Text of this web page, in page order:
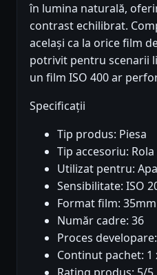
în lumina naturală,
contrast echilibrat.
același ca la orice film
potrivit pentru scenarii
un film ISO 400 ar
Specificații
Tip produs: Piesa
Tip accesoriu:
Utilizat pentru:
Sensibilitate: ISO
Format film:
Număr cadre: 36
Proces
Continut pachet: 1